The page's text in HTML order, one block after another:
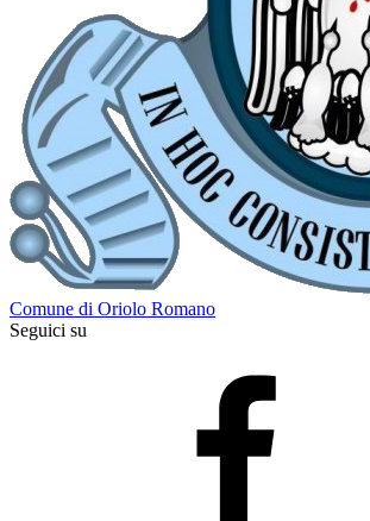
Comune di Oriolo Romano
Seguici su